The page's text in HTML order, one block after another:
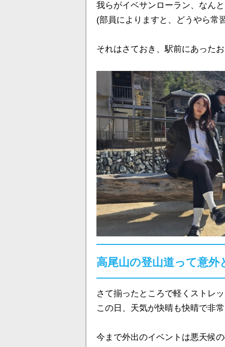
我らがイベサンローラン、なん
(部員によりますと、どうやら常
それはさておき、駅前にあった
高尾山の登山道って意外
さて揃ったところで軽くストレ
この日、天気が快晴も快晴で非
今まで外出のイベントは悪天候